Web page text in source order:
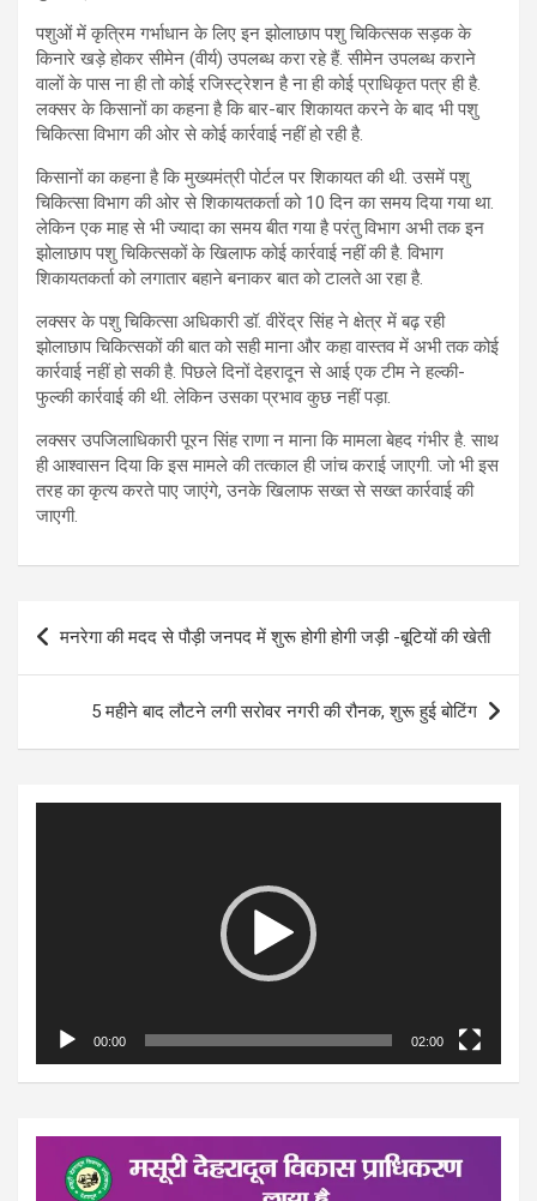
पशुओं में कृत्रिम गर्भाधान के लिए इन झोलाछाप पशु चिकित्सक सड़क के
किनारे खड़े होकर सीमेन (वीर्य) उपलब्ध करा रहे हैं. सीमेन उपलब्ध कराने
वालों के पास ना ही तो कोई रजिस्ट्रेशन है ना ही कोई प्राधिकृत पत्र ही है.
लक्सर के किसानों का कहना है कि बार-बार शिकायत करने के बाद भी पशु
चिकित्सा विभाग की ओर से कोई कार्रवाई नहीं हो रही है.
किसानों का कहना है कि मुख्यमंत्री पोर्टल पर शिकायत की थी. उसमें पशु
चिकित्सा विभाग की ओर से शिकायतकर्ता को 10 दिन का समय दिया गया था.
लेकिन एक माह से भी ज्यादा का समय बीत गया है परंतु विभाग अभी तक इन
झोलाछाप पशु चिकित्सकों के खिलाफ कोई कार्रवाई नहीं की है. विभाग
शिकायतकर्ता को लगातार बहाने बनाकर बात को टालते आ रहा है.
लक्सर के पशु चिकित्सा अधिकारी डॉ. वीरेंद्र सिंह ने क्षेत्र में बढ़ रही
झोलाछाप चिकित्सकों की बात को सही माना और कहा वास्तव में अभी तक कोई
कार्रवाई नहीं हो सकी है. पिछले दिनों देहरादून से आई एक टीम ने हल्की-
फुल्की कार्रवाई की थी. लेकिन उसका प्रभाव कुछ नहीं पड़ा.
लक्सर उपजिलाधिकारी पूरन सिंह राणा न माना कि मामला बेहद गंभीर है. साथ
ही आश्वासन दिया कि इस मामले की तत्काल ही जांच कराई जाएगी. जो भी इस
तरह का कृत्य करते पाए जाएंगे, उनके खिलाफ सख्त से सख्त कार्रवाई की
जाएगी.
Post
navigation
मनरेगा की मदद से पौड़ी जनपद में शुरू होगी होगी जड़ी -बूटियों की खेती
5 महीने बाद लौटने लगी सरोवर नगरी की रौनक, शुरू हुई बोटिंग
00:00 02:00